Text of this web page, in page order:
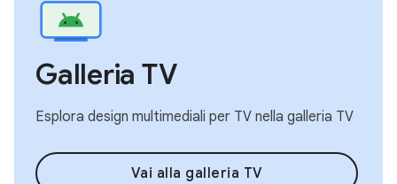
Galleria TV
Esplora design multimediali per TV nella galleria TV
Vai alla galleria TV